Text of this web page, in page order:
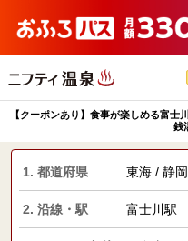
【クーポンあり】食事が楽しめる富
銭
1. 都道府県 東海 / 静
2. 沿線・駅 富士川駅